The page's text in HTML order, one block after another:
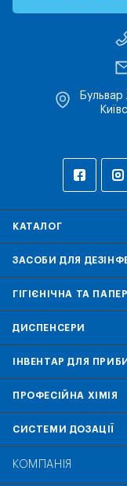
Бульвар
КАТАЛОГ
ЗАСОБИ ДЛЯ
ГІГІЄНІЧНА ТА
ДИСПЕНСЕРИ
ІНВЕНТАР ДЛЯ
ПРОФЕСІЙНА ХІМІЯ
СИСТЕМИ ДОЗАЦІЇ
КОМПАНІЯ